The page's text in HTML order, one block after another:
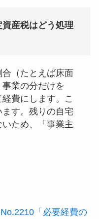
産税はどう処理
（たとえば床面
業の分だけを
経費にします。こ
す。残りの自宅
ため、「事業主
No.2210「必要経費の